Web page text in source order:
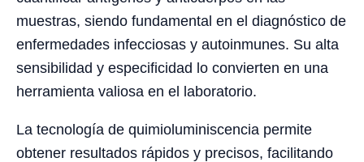
muestras, siendo fundamental en el diagnóstico de
enfermedades infecciosas y autoinmunes. Su alta
sensibilidad y especificidad lo convierten en una
herramienta valiosa en el laboratorio.
La tecnología de quimioluminiscencia permite
obtener resultados rápidos y precisos, facilitando